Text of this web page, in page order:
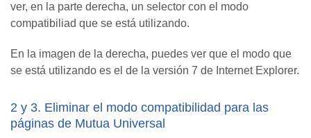
ver, en la parte derecha, un selector con el modo
compatibiliad que se está utilizando.
En la imagen de la derecha, puedes ver que el modo que
se está utilizando es el de la versión 7 de Internet Explorer.
2 y 3. Eliminar el modo compatibilidad para las
páginas de Mutua Universal